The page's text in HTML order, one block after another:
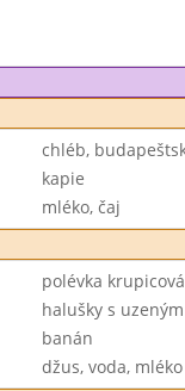
chléb,
kapie
mléko, čaj
polévka
halušky s
banán
džus, voda, mléko